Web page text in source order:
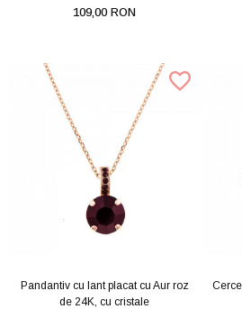
109,00 RON
Pandantiv cu lant placat cu Aur roz
de 24K, cu cristale